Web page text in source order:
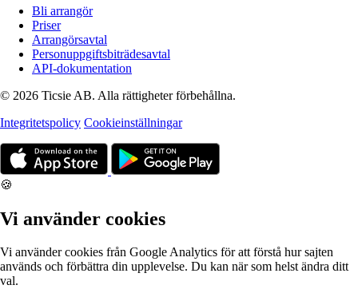
Bli arrangör
Priser
Arrangörsavtal
Personuppgiftsbiträdesavtal
API-dokumentation
© 2026 Ticsie AB. Alla rättigheter förbehållna.
Integritetspolicy Cookieinställningar
🍪
Vi använder cookies
Vi använder cookies från Google Analytics för att förstå hur sajten
används och förbättra din upplevelse. Du kan när som helst ändra ditt
val.